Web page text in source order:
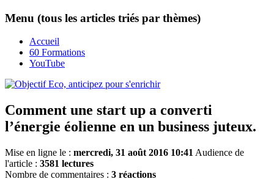
Menu (tous les articles triés par thèmes)
Accueil
60 Formations
YouTube
Comment une start up a converti
l’énergie éolienne en un business juteux.
Mise en ligne le : mercredi, 31 août 2016 10:41 Audience de
l'article : 3581 lectures
Nombre de commentaires : 3 réactions